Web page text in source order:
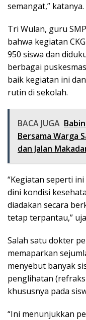
semangat,” katanya.
Tri Wulan, guru
bahwa kegiatan
950 siswa dan
berbagai
baik kegiatan ini
rutin di sekolah.
BACA JUGA
Bersama Warga
dan Jalan
“Kegiatan seperti
dini kondisi
diadakan secara
tetap terpantau,”
Salah satu dokter
memaparkan
menyebut banyak
penglihatan
khususnya pada
“Ini menunjukkan